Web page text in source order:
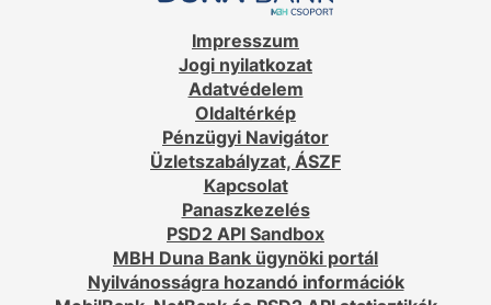
Impresszum
Jogi nyilatkozat
Adatvédelem
Oldaltérkép
Pénzügyi Navigátor
Üzletszabályzat, ÁSZF
Kapcsolat
Panaszkezelés
PSD2 API Sandbox
MBH Duna Bank ügynöki portál
Nyilvánosságra hozandó információk